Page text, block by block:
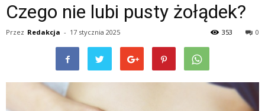
Czego nie lubi pusty żołądek?
Przez Redakcja - 17 stycznia 2025 0
353